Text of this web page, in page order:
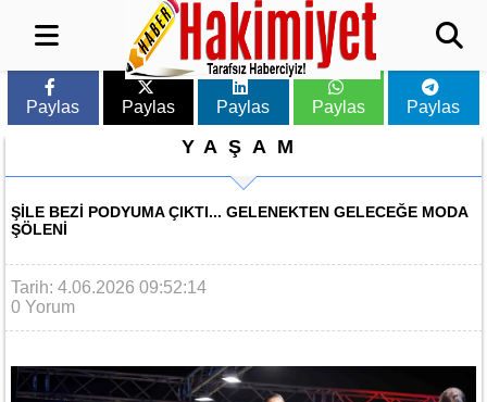
Paylas Paylas Paylas Paylas Paylas
YAŞAM
ŞILE BEZI PODYUMA ÇIKTI... GELENEKTEN GELECEĞE MODA
ŞÖLENI
Tarih: 4.06.2026 09:52:14
0 Yorum